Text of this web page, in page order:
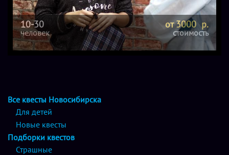
10-30
человек
от 3000 р.
стоимость
Все квесты Новосибирска
Для детей
Новые квесты
Подборки квестов
Страшные